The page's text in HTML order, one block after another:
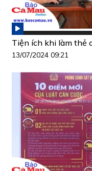
Tiện ích khi làm thẻ
13/07/2024 09:21